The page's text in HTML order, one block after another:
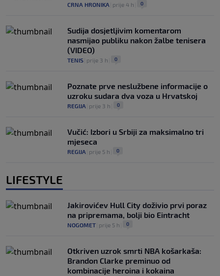
CRNA HRONIKA prije 4 h 0
Sudija dosjetljivim komentarom
nasmijao publiku nakon žalbe tenisera
(VIDEO)
TENIS prije 3 h 0
Poznate prve neslužbene informacije o
uzroku sudara dva voza u Hrvatskoj
REGIJA prije 3 h 0
Vučić: Izbori u Srbiji za maksimalno tri
mjeseca
REGIJA prije 5 h 0
LIFESTYLE
Jakirovićev Hull City doživio prvi poraz
na pripremama, bolji bio Eintracht
NOGOMET prije 5 h 0
Otkriven uzrok smrti NBA košarkaša:
Brandon Clarke preminuo od
kombinacije heroina i kokaina